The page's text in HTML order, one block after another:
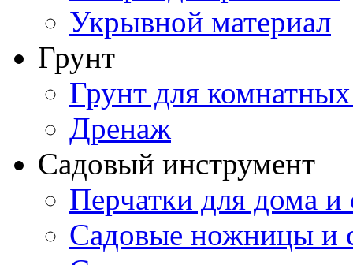
Укрывной материал
Грунт
Грунт для
Дренаж
Садовый инструмент
Перчатки для дома и
Садовые ножницы и